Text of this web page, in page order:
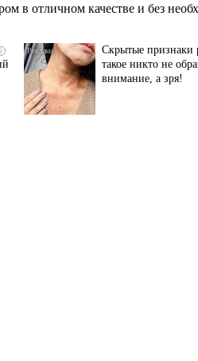
в отличном качестве и без
i
Скрытые признаки
такое никто не
внимание, а зря!